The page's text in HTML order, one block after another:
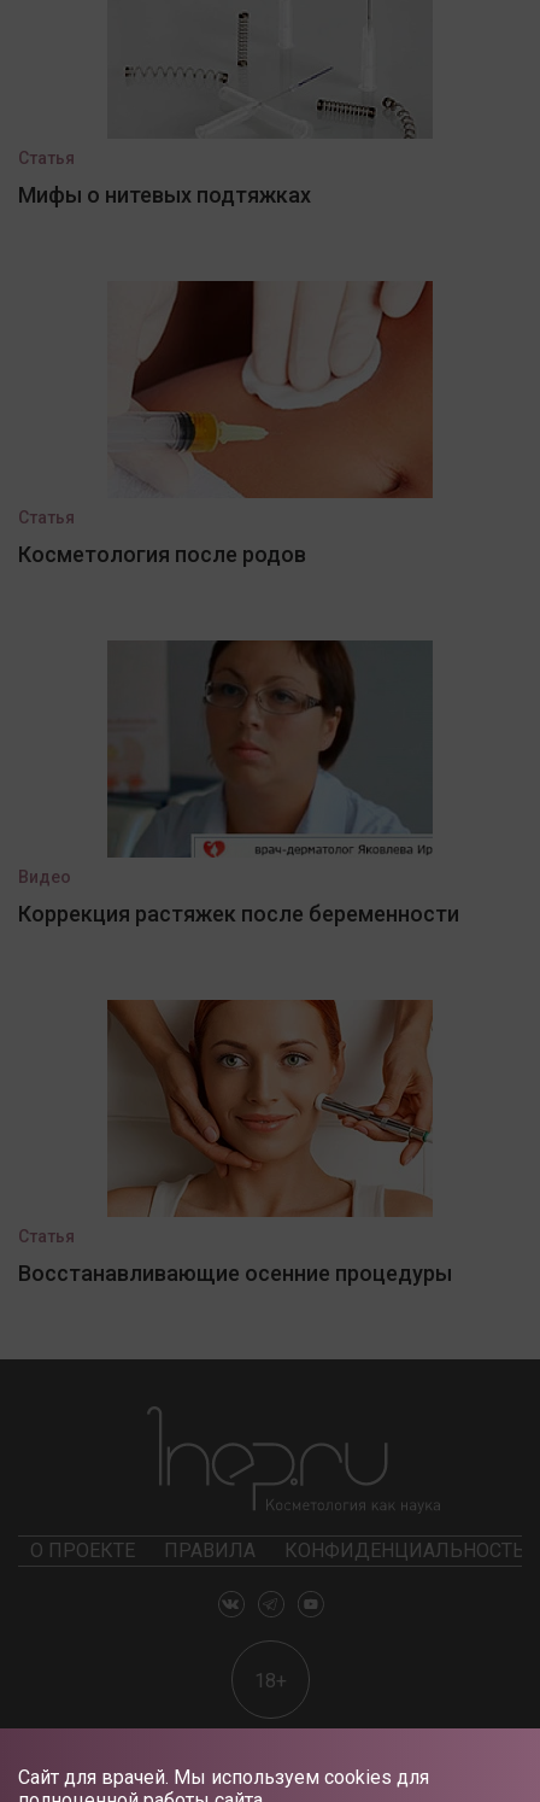
Сайт для врачей. Мы используем cookies для
Статья
Мифы о нитевых подтяжках
Статья
Косметология после родов
Видео
Коррекция растяжек после беременности
Статья
Восстанавливающие осенние процедуры
О ПРОЕКТЕ ПРАВИЛА КОНФИДЕНЦИАЛЬНОСТЬ
18+